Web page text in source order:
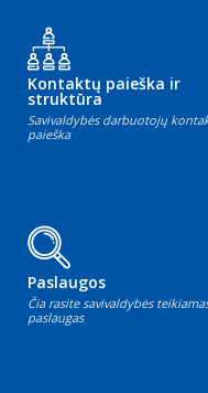
Kontaktų paieška ir
struktūra
Savivaldybės darbuotojų
paieška
Paslaugos
Čia rasite savivaldybės
paslaugas